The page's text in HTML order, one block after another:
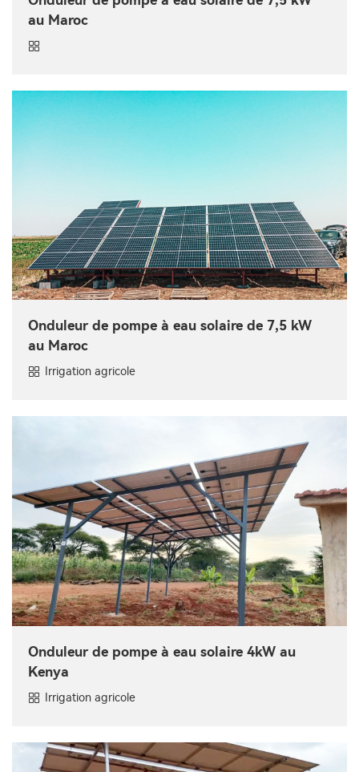
au Maroc
Onduleur de pompe à eau solaire de 7,5 kW
au Maroc
Irrigation agricole
Onduleur de pompe à eau solaire 4kW au
Kenya
Irrigation agricole